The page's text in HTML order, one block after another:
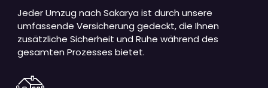
Jeder Umzug nach Sakarya ist durch unsere
umfassende Versicherung gedeckt, die Ihnen
zusätzliche Sicherheit und Ruhe während des
gesamten Prozesses bietet.